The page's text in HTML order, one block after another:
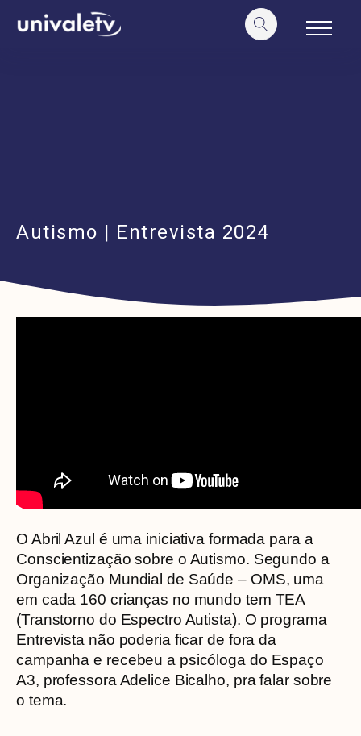
conteúdo
Autismo | Entrevista 2024
O Abril Azul é uma iniciativa formada para a
Conscientização sobre o Autismo. Segundo a
Organização Mundial de Saúde – OMS, uma
em cada 160 crianças no mundo tem TEA
(Transtorno do Espectro Autista). O programa
Entrevista não poderia ficar de fora da
campanha e recebeu a psicóloga do Espaço
A3, professora Adelice Bicalho, pra falar sobre
o tema.